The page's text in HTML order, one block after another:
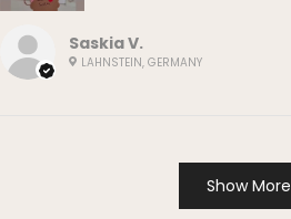
Saskia V.
LAHNSTEIN, GERMANY
Show More